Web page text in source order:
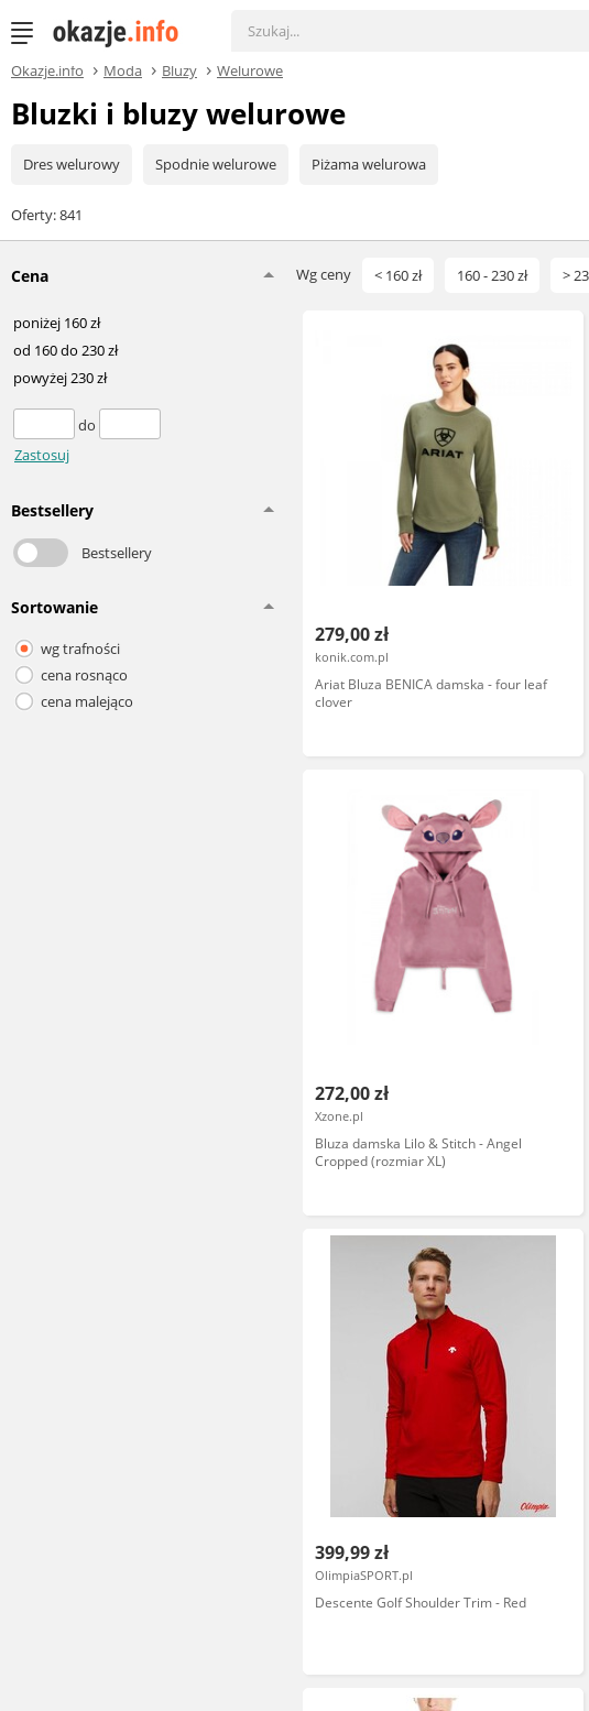
Okazje.info Moda Bluzy Welurowe
Bluzki i bluzy welurowe
Dres welurowy Spodnie welurowe Piżama welurowa
Oferty: 841
Cena
poniżej 160 zł
od 160 do 230 zł
powyżej 230 zł
do
Zastosuj
Bestsellery
Bestsellery
Sortowanie
wg trafności
cena rosnąco
cena malejąco
Wg ceny < 160 zł 160 - 230 zł >
279,00 zł
konik.com.pl
Ariat Bluza BENICA damska - four leaf
clover
272,00 zł
Xzone.pl
Bluza damska Lilo & Stitch - Angel
Cropped (rozmiar XL)
399,99 zł
OlimpiaSPORT.pl
Descente Golf Shoulder Trim - Red